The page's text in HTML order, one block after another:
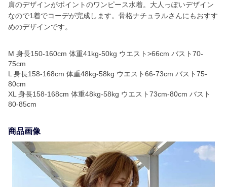
肩のデザインがポイントのワンピース水着。大人っぽいデザイン
なので1着でコーデが完成します。骨格ナチュラルさんにもおすす
めのデザインです。
M 身長150-160cm 体重41kg-50kg ウエスト>66cm バスト70-
75cm
L 身長158-168cm 体重48kg-58kg ウエスト66-73cm バスト75-
80cm
XL 身長158-168cm 体重48kg-58kg ウエスト73cm-80cm バスト
80-85cm
商品画像